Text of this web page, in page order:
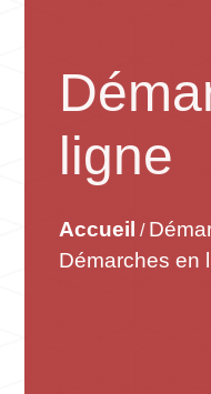
ligne
Accueil /
Démarches en